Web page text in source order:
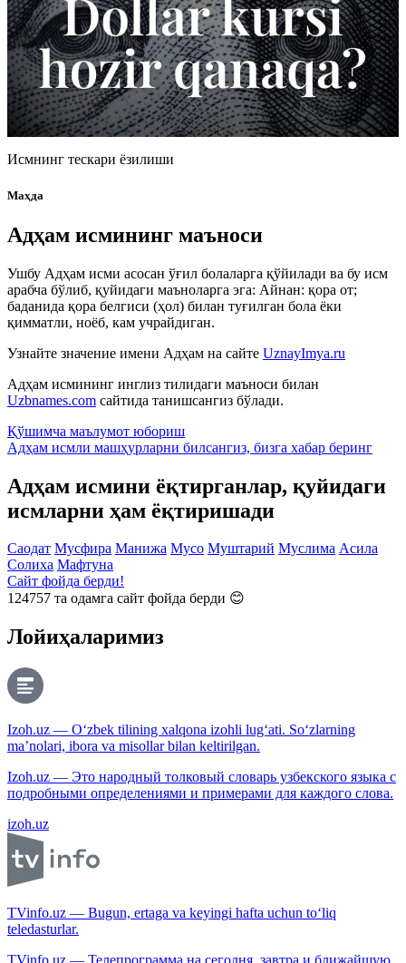
Исмнинг тескари ёзилиши
Маҳда
Адҳам исмининг маъноси
Ушбу Адҳам исми асосан ўғил болаларга қўйилади ва бу исм
арабча бўлиб, қуйидаги маъноларга эга: Айнан: қора от;
баданида қора белгиси (ҳол) билан туғилган бола ёки
қимматли, ноёб, кам учрайдиган.
Узнайте значение имени Адҳам на сайте UznayImya.ru
Адҳам исмининг инглиз тилидаги маъноси билан
Uzbnames.com сайтида танишсангиз бўлади.
Қўшимча маълумот юбориш
Адҳам исмли машҳурларни билсангиз, бизга хабар беринг
Адҳам исмини ёқтирганлар, қуйидаги
исмларни ҳам ёқтиришади
Саодат Мусфира Манижа Мусо Муштарий Муслима Асила
Солиха Мафтуна
Сайт фойда берди!
124757 та одамга сайт фойда берди 😊
Лойиҳаларимиз
Izoh.uz — O‘zbek tilining xalqona izohli lug‘ati. So‘zlarning
ma’nolari, ibora va misollar bilan keltirilgan.
Izoh.uz — Это народный толковый словарь узбекского языка с
подробными определениями и примерами для каждого слова.
izoh.uz
TVinfo.uz — Bugun, ertaga va keyingi hafta uchun to‘liq
teledasturlar.